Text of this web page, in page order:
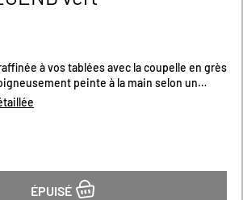
à vos tablées avec la coupelle en grès
peinte à la main selon un
reliefs délicats et son coloris vert
végétales et la fraîcheur des jardins
est unique et apporte charme et poésie à
s’agisse de petites entrées, sauces
à partager. Compatible lave-vaisselle et
beauté et praticité au quotidien.
ÉPUISÉ